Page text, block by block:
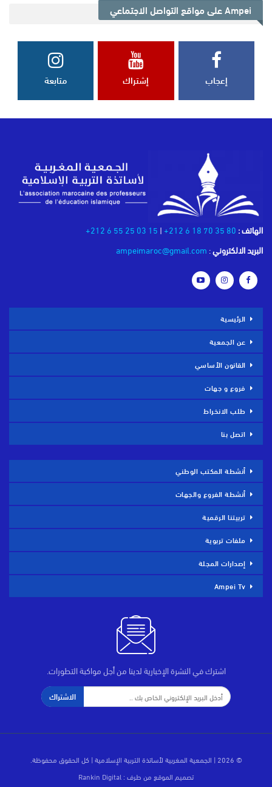
Ampei على مواقع التواصل الاجتماعي
إعجاب إشتراك متابعة
الهاتف : 80 35 70 18 6 212+
|
15 03 25 55 6 212+
البريد الالكتروني:
ampeimaroc@gmail.com
الرئيسية
عن الجمعية
القانون الأساسي
فروع و جهات
طلب الانخراط
اتصل بنا
أنشطة المكتب الوطني
أنشطة الفروع والجهات
تربيتنا الرقمية
ملفات تربوية
إصدارات المجلة
Ampei Tv
اشترك في النشرة الإخبارية لدينا من أجل مواكبة التطورات.
الاشتراك
© 2026 | الجمعية المغربية لأساتذة التربية الإسلامية | كل الحقوق محفوظة.
تصميم الموقع من طرف :Rankin Digital